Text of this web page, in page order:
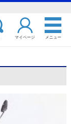
マイページ メニュー